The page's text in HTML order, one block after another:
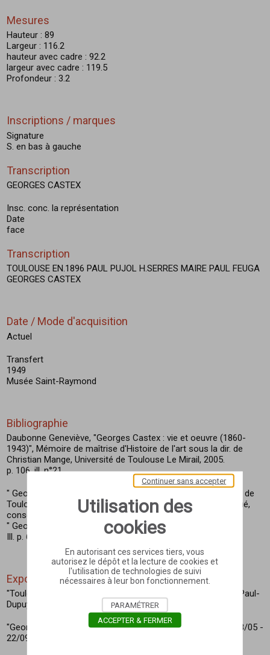
Mesures
Hauteur : 89
Largeur : 116.2
hauteur avec cadre : 92.2
largeur avec cadre : 119.5
Profondeur : 3.2
Inscriptions / marques
Signature
S. en bas à gauche
Transcription
GEORGES CASTEX
Insc. conc. la représentation
Date
face
Transcription
TOULOUSE EN.1896 PAUL PUJOL H.SERRES MAIRE PAUL FEUGA
GEORGES CASTEX
Date / Mode d'acquisition
Actuel
Transfert
1949
Musée Saint-Raymond
Bibliographie
Daubonne Geneviève, "Georges Castex : vie et oeuvre (1860-
1943)", Mémoire de maîtrise d'Histoire de l'art sous la dir. de
Christian Mange, Université de Toulouse Le Mirail, 2005.
p. 106, ill. n°21
" Georges Castex (Collioure 1860 - Toulouse 1943) : Peintre de
Toulouse " / Musée du Pays de Cocagne - Lavaur, Paul Ruffié,
conservateur ; Art & Caractère Lavaur, 2024.
" Georges Castex à la salle des Illustres " (p.54-67).
Ill. p. 60
Exposition
"Toulouse : l’architecture au XIXe siècle", Toulouse, Musée Paul-
Dupuy, 14 avril au 30 avril 2000.
"Georges Castex" - Lavaur, musée du Pays de Cocagne - 18/05 -
22/09/2024
Utilisation des
cookies
En autorisant ces services tiers, vous
autorisez le dépôt et la lecture de cookies et
l'utilisation de technologies de suivi
nécessaires à leur bon fonctionnement.
Continuer sans accepter
PARAMÉTRER
ACCEPTER & FERMER